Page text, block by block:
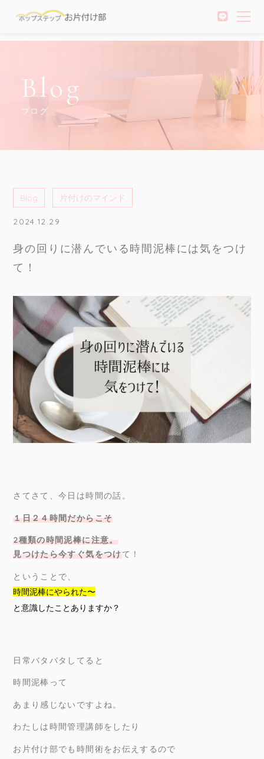
Blog
ブログ
Blog 片付けのマインド
2024.12.29
身の回りに潜んでいる時間泥棒には気をつけ
て！
さてさて、今日は時間の話。
１日２４時間だからこそ
2種類の時間泥棒に注意。
見つけたら今すぐ気をつけて！
ということで、
時間泥棒にやられた〜
と意識したことありますか？
日常バタバタしてると
時間泥棒って
あまり感じないですよね。
わたしは時間管理講師をしたり
お片付け部でも時間術をお伝えするので